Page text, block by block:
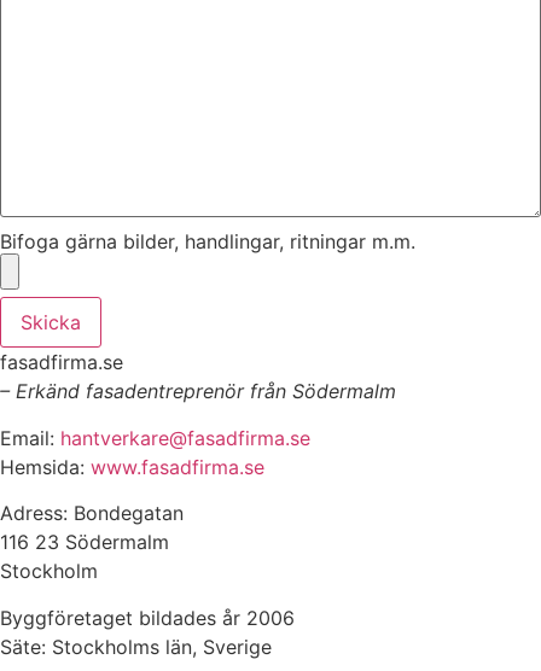
Bifoga gärna bilder, handlingar, ritningar m.m.
Skicka
fasadfirma.se
– Erkänd fasadentreprenör från Södermalm
Email: hantverkare@fasadfirma.se
Hemsida: www.fasadfirma.se
Adress: Bondegatan
116 23 Södermalm
Stockholm
Byggföretaget bildades år 2006
Säte: Stockholms län, Sverige